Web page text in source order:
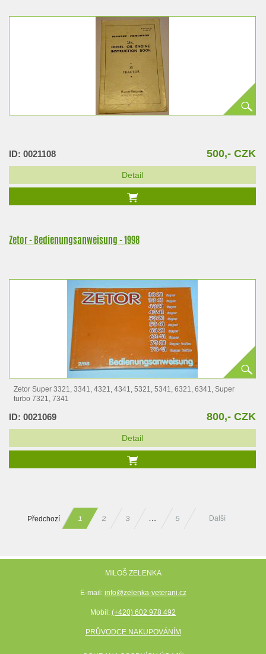
ID: 0021108 500,- CZK
Detail
Zetor - Bedienungsanweisung - 1998
Zetor Super 3321, 3341, 4321, 4341, 5321, 5341, 6321, 6341, Super
turbo 7321, 7341
ID: 0021069 800,- CZK
Detail
Předchozí 1 2 3 … 5 Další
MILOŠ ZELENKA
E-mail: info@zelenka-veterani.cz
Mobil: (+420) 602 978 492
PRŮVODCE NAKUPOVÁNÍM